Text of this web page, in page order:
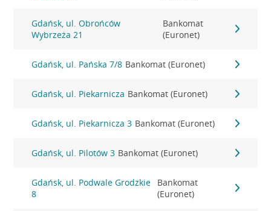
Gdańsk, ul. Obrońców
Wybrzeża 21
Bankomat
(Euronet)
Gdańsk, ul. Pańska 7/8 Bankomat (Euronet)
Gdańsk, ul. Piekarnicza Bankomat (Euronet)
Gdańsk, ul. Piekarnicza 3 Bankomat (Euronet)
Gdańsk, ul. Pilotów 3 Bankomat (Euronet)
Gdańsk, ul. Podwale Grodzkie
8
Bankomat
(Euronet)